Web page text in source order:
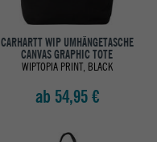
CARHARTT WIP UMHÄNGETASCHE
CANVAS GRAPHIC TOTE
WIPTOPIA PRINT, BLACK
ab 54,95 €